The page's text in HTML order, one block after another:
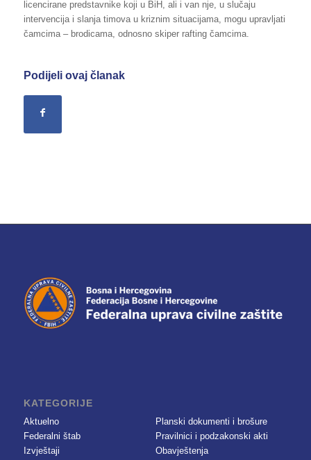
licencirane predstavnike koji u BiH, ali i van nje, u slučaju
intervencija i slanja timova u kriznim situacijama, mogu upravljati
čamcima – brodicama, odnosno skiper rafting čamcima.
Podijeli ovaj članak
KATEGORIJE
Aktuelno
Federalni štab
Izvještaji
Planski dokumenti i brošure
Pravilnici i podzakonski akti
Obavještenja